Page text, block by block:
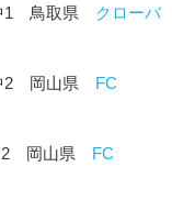
鳥取県
クローバ
岡山県 FC
岡山県 FC